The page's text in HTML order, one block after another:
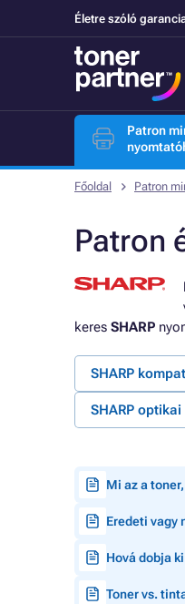
Életre szóló
Patron
Főoldal Patron
Patron
keres SHARP
SHARP
SHARP
Mi az a
Eredeti vagy
Hová dobja
Toner vs.